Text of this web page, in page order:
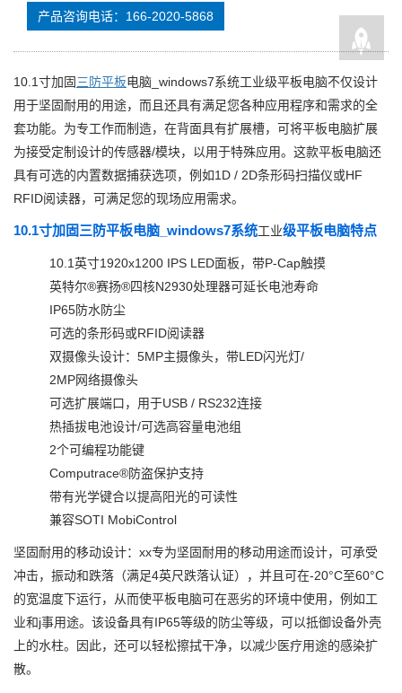
产品咨询电话：166-2020-5868
10.1寸加固三防平板电脑_windows7系统工业级平板电脑不仅设计
用于坚固耐用的用途，而且还具有满足您各种应用程序和需求的全
套功能。为专工作而制造，在背面具有扩展槽，可将平板电脑扩展
为接受定制设计的传感器/模块，以用于特殊应用。这款平板电脑还
具有可选的内置数据捕获选项，例如1D / 2D条形码扫描仪或HF
RFID阅读器，可满足您的现场应用需求。
10.1寸加固三防平板电脑_windows7系统工业级平板电脑特点
10.1英寸1920x1200 IPS LED面板，带P-Cap触摸
英特尔®赛扬®四核N2930处理器可延长电池寿命
IP65防水防尘
可选的条形码或RFID阅读器
双摄像头设计：5MP主摄像头，带LED闪光灯/
2MP网络摄像头
可选扩展端口，用于USB / RS232连接
热插拔电池设计/可选高容量电池组
2个可编程功能键
Computrace®防盗保护支持
带有光学键合以提高阳光的可读性
兼容SOTI MobiControl
坚固耐用的移动设计：xx专为坚固耐用的移动用途而设计，可承受
冲击，振动和跌落（满足4英尺跌落认证），并且可在-20°C至60°C
的宽温度下运行，从而使平板电脑可在恶劣的环境中使用，例如工
业和j事用途。该设备具有IP65等级的防尘等级，可以抵御设备外壳
上的水柱。因此，还可以轻松擦拭干净，以减少医疗用途的感染扩
散。